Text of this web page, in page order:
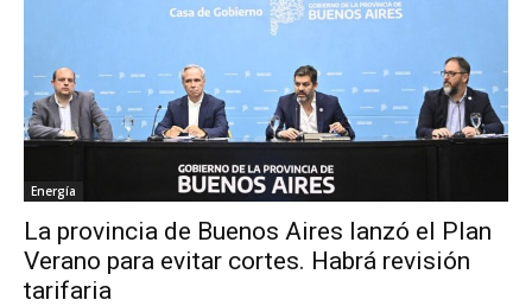
Energía
La provincia de Buenos Aires lanzó el Plan
Verano para evitar cortes. Habrá revisión
tarifaria